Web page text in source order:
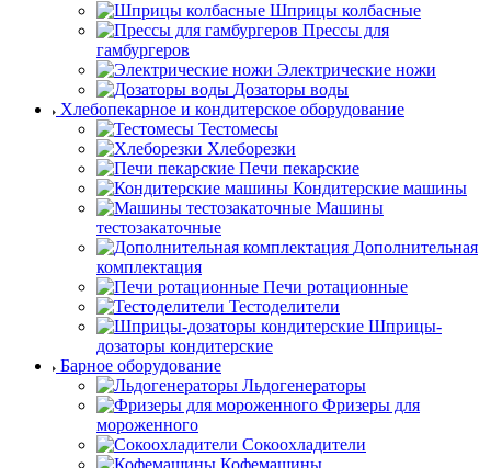
Шприцы колбасные
Прессы для
гамбургеров
Электрические ножи
Дозаторы воды
Хлебопекарное и кондитерское оборудование
Тестомесы
Хлеборезки
Печи пекарские
Кондитерские машины
Машины
тестозакаточные
Дополнительная
комплектация
Печи ротационные
Тестоделители
Шприцы-
дозаторы кондитерские
Барное оборудование
Льдогенераторы
Фризеры для
мороженного
Сокоохладители